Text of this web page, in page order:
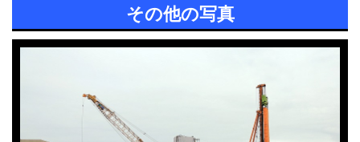
その他の写真